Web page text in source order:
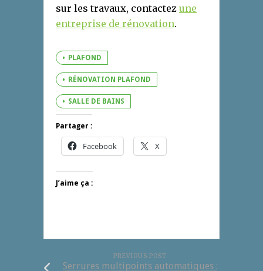
sur les travaux, contactez une
entreprise de rénovation.
PLAFOND
RÉNOVATION PLAFOND
SALLE DE BAINS
Partager :
Facebook X
J’aime ça :
PREVIOUS POST
Serrures multipoints automatiques :